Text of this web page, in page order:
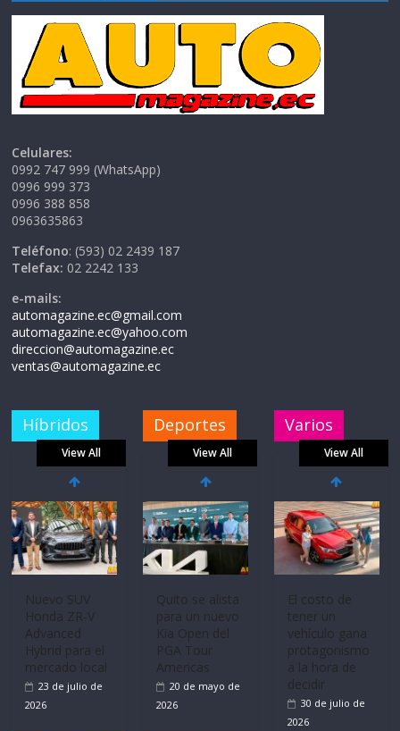
Celulares:
0992 747 999 (WhatsApp)
0996 999 373
0996 388 858
0963635863
Teléfono: (593) 02 2439 187
Telefax: 02 2242 133
e-mails:
automagazine.ec@gmail.com
automagazine.ec@yahoo.com
direccion@automagazine.ec
ventas@automagazine.ec
Híbridos
View All
Nuevo SUV
Honda ZR-V
Advanced
Hybrid para el
mercado local
23 de julio de
2026
Deportes
View All
Quito se alista
para un nuevo
Kia Open del
PGA Tour
Americas
20 de mayo de
2026
Varios
View All
El costo de
tener un
vehículo gana
protagonismo
a la hora de
decidir
30 de julio de
2026